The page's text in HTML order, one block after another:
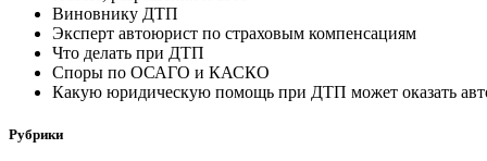
Виновнику ДТП
Эксперт автоюрист по страховым компенсациям
Что делать при ДТП
Споры по ОСАГО и КАСКО
Какую юридическую помощь при ДТП может оказать
Рубрики